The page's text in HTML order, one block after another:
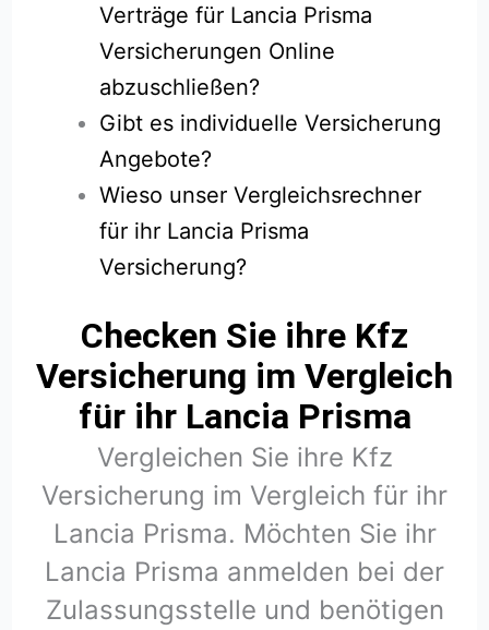
Verträge für Lancia Prisma
Versicherungen Online
abzuschließen?
Gibt es individuelle Versicherung
Angebote?
Wieso unser Vergleichsrechner
für ihr Lancia Prisma
Versicherung?
Checken Sie ihre Kfz
Versicherung im Vergleich
für ihr Lancia Prisma
Vergleichen Sie ihre Kfz
Versicherung im Vergleich für ihr
Lancia Prisma. Möchten Sie ihr
Lancia Prisma anmelden bei der
Zulassungsstelle und benötigen